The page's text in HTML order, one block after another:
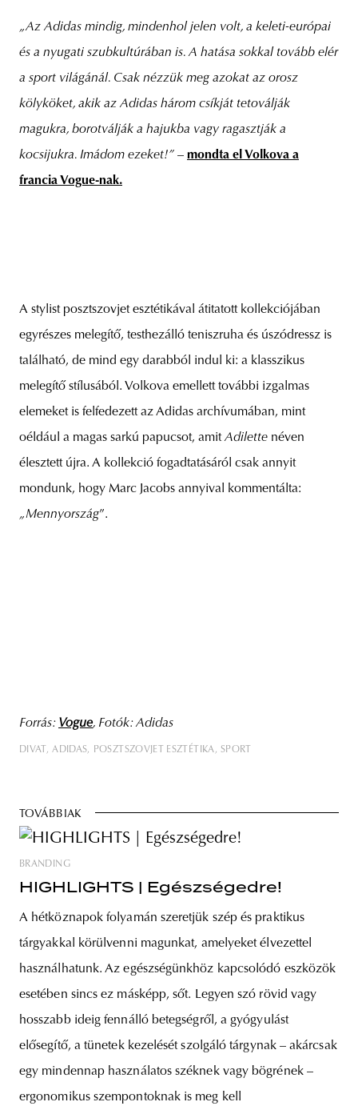
„Az Adidas mindig, mindenhol jelen volt, a keleti-európai
és a nyugati szubkultúrában is. A hatása sokkal tovább elér
a sport világánál. Csak nézzük meg azokat az orosz
kölyköket, akik az Adidas három csíkját tetoválják
magukra, borotválják a hajukba vagy ragasztják a
kocsijukra. Imádom ezeket!” – mondta el Volkova a
francia Vogue-nak.
A stylist posztszovjet esztétikával átitatott kollekciójában
egyrészes melegítő, testhezálló teniszruha és úszódressz is
található, de mind egy darabból indul ki: a klasszikus
melegítő stílusából. Volkova emellett további izgalmas
elemeket is felfedezett az Adidas archívumában, mint
oéldául a magas sarkú papucsot, amitAdilette néven
élesztett újra. A kollekció fogadtatásáról csak annyit
mondunk, hogy Marc Jacobs annyival kommentálta:
„Mennyország”.
Forrás: Vogue, Fotók: Adidas
DIVAT ADIDAS POSZTSZOVJET ESZTÉTIKA SPORT
TOVÁBBIAK
BRANDING
HIGHLIGHTS | Egészségedre!
A hétköznapok folyamán szeretjük szép és praktikus
tárgyakkal körülvenni magunkat, amelyeket élvezettel
használhatunk. Az egészségünkhöz kapcsolódó eszközök
esetében sincs ez másképp, sőt. Legyen szó rövid vagy
hosszabb ideig fennálló betegségről, a gyógyulást
elősegítő, a tünetek kezelését szolgáló tárgynak – akárcsak
egy mindennap használatos széknek vagy bögrének –
ergonomikus szempontoknak is meg kell